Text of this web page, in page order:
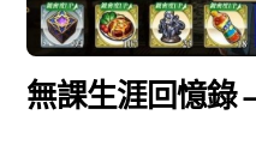
無課生涯回憶錄